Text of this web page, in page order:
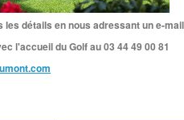
les détails en nous adressant un e-mail
l'accueil du Golfau 03 44 49 00 81